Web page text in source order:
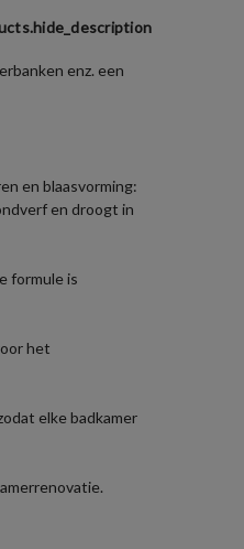
enz. een
en blaasvorming:
en droogt in
formule is
het
elke badkamer